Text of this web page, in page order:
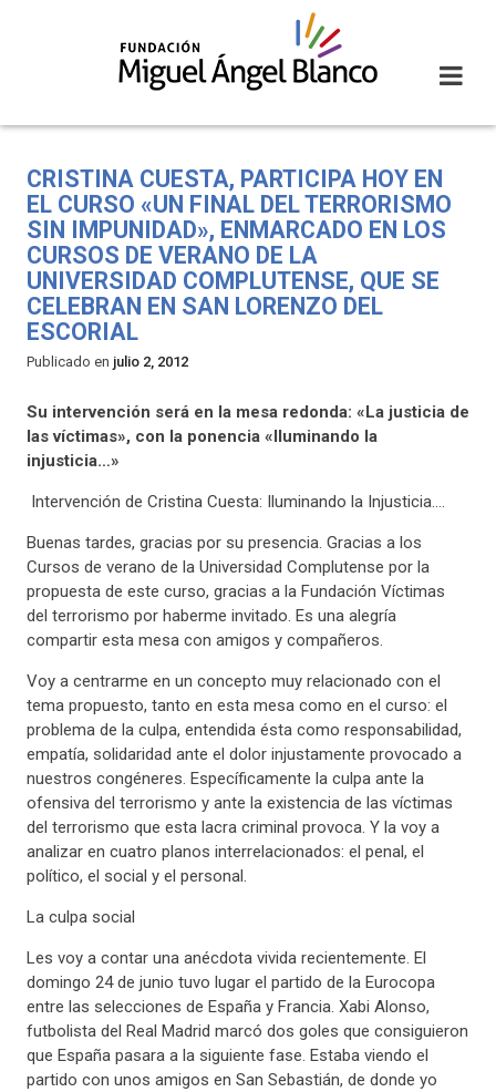
CRISTINA CUESTA, PARTICIPA HOY EN
EL CURSO «UN FINAL DEL TERRORISMO
SIN IMPUNIDAD», ENMARCADO EN LOS
CURSOS DE VERANO DE LA
UNIVERSIDAD COMPLUTENSE, QUE SE
CELEBRAN EN SAN LORENZO DEL
ESCORIAL
Publicado en julio 2, 2012
Su intervención será en la mesa redonda: «La justicia de
las víctimas», con la ponencia «Iluminando la
injusticia…»
Intervención de Cristina Cuesta: Iluminando la Injusticia….
Buenas tardes, gracias por su presencia. Gracias a los
Cursos de verano de la Universidad Complutense por la
propuesta de este curso, gracias a la Fundación Víctimas
del terrorismo por haberme invitado. Es una alegría
compartir esta mesa con amigos y compañeros.
Voy a centrarme en un concepto muy relacionado con el
tema propuesto, tanto en esta mesa como en el curso: el
problema de la culpa, entendida ésta como responsabilidad,
empatía, solidaridad ante el dolor injustamente provocado a
nuestros congéneres. Específicamente la culpa ante la
ofensiva del terrorismo y ante la existencia de las víctimas
del terrorismo que esta lacra criminal provoca. Y la voy a
analizar en cuatro planos interrelacionados: el penal, el
político, el social y el personal.
La culpa social
Les voy a contar una anécdota vivida recientemente. El
domingo 24 de junio tuvo lugar el partido de la Eurocopa
entre las selecciones de España y Francia. Xabi Alonso,
futbolista del Real Madrid marcó dos goles que consiguieron
que España pasara a la siguiente fase. Estaba viendo el
partido con unos amigos en San Sebastián, de donde yo